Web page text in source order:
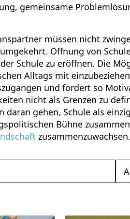
gemeinsame
müssen nicht
Öffnung von
Schule zu eröffnen. Die
Alltags mit
und fördert so
nicht als Grenzen zu
daran gehen, Schule als
Bühne
zusammenzuwachsen.